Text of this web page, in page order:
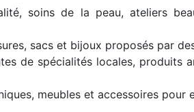
soins de la peau, ateliers
sacs et bijoux proposés par
de spécialités locales, produits
meubles et accessoires pour